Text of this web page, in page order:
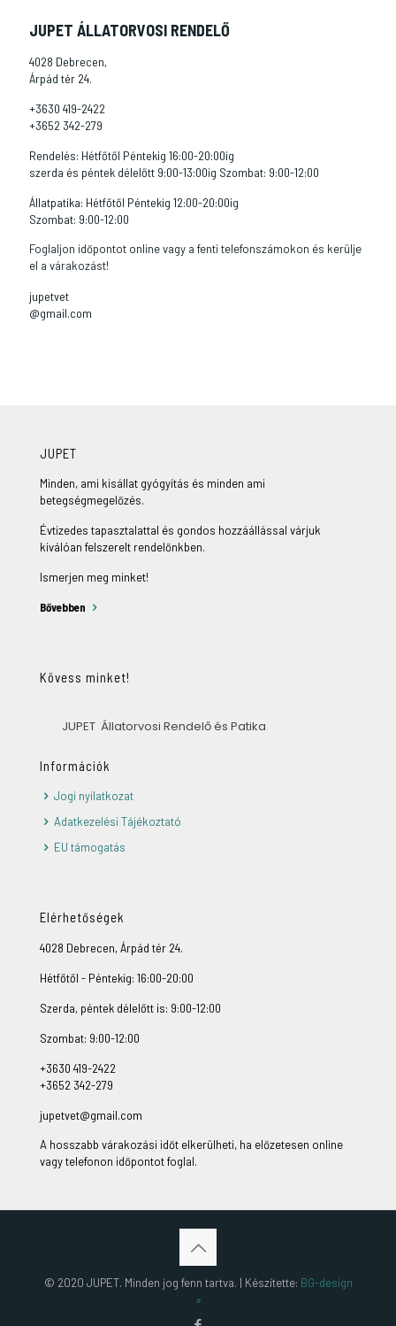
JUPET ÁLLATORVOSI RENDELŐ
4028 Debrecen,
Árpád tér 24.
+3630 419-2422
+3652 342-279
Rendelés: Hétfőtől Péntekig 16:00-20:00ig
szerda és péntek délelőtt 9:00-13:00ig Szombat: 9:00-12:00
Állatpatika: Hétfőtől Péntekig 12:00-20:00ig
Szombat: 9:00-12:00
Foglaljon időpontot online vagy a fenti telefonszámokon és kerülje
el a várakozást!
jupetvet
@gmail.com
JUPET
Minden, ami kisállat gyógyítás és minden ami
betegségmegelőzés.
Évtizedes tapasztalattal és gondos hozzáállással várjuk
kiválóan felszerelt rendelőnkben.
Ismerjen meg minket!
Bővebben
Kövess minket!
JUPET Állatorvosi Rendelő és Patika
Információk
Jogi nyilatkozat
Adatkezelési Tájékoztató
EU támogatás
Elérhetőségek
4028 Debrecen, Árpád tér 24.
Hétfőtől - Péntekig: 16:00-20:00
Szerda, péntek délelőtt is: 9:00-12:00
Szombat: 9:00-12:00
+3630 419-2422
+3652 342-279
jupetvet@gmail.com
A hosszabb várakozási időt elkerülheti, ha előzetesen online
vagy telefonon időpontot foglal.
© 2020 JUPET. Minden jog fenn tartva. | Készítette: BG-design
»